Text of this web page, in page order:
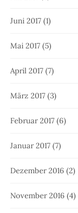
Juni 2017 (1)
Mai 2017 (5)
April 2017 (7)
März 2017 (3)
Februar 2017 (6)
Januar 2017 (7)
Dezember 2016 (2)
November 2016 (4)